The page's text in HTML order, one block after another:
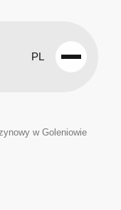
PL
Open
w Goleniowie